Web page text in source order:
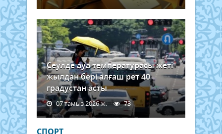
Сеулде ауа температурасы жеті
жылдан бері алғаш рет 40
градустан асты
07 тамыз 2026 ж. 73
СПОРТ